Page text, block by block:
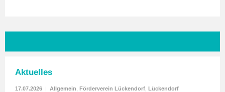
Aktuelles
17.07.2026 | Allgemein Förderverein Lückendorf Lückendorf